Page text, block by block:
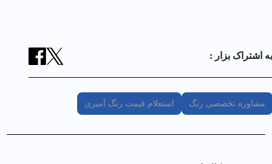
به اشتراک بزار :
مشاوره تخصصی رنگ استعلام قیمت رنگ آمیزی